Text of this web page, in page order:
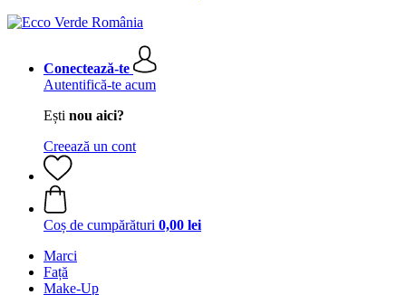
Conectează-te
Autentifică-te acum
Ești nou aici?
Creează un cont
Coș de cumpărături 0,00 lei
Marci
Față
Make-Up